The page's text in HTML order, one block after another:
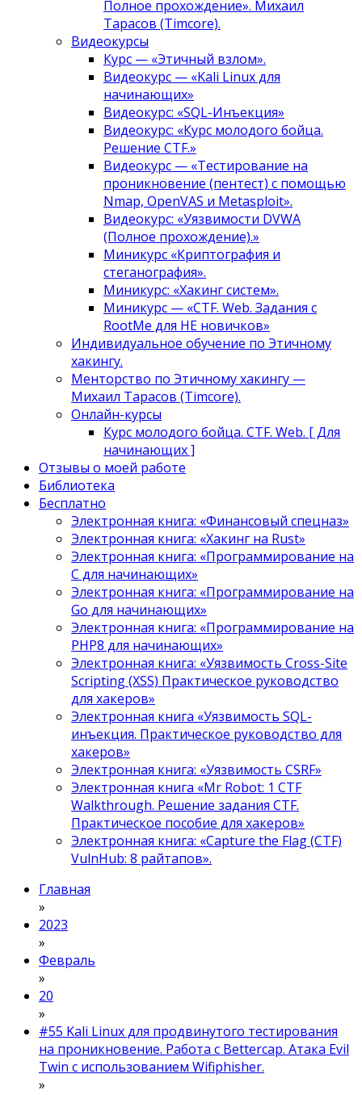
Полное прохождение». Михаил
Тарасов (Timcore).
Видеокурсы
Курс — «Этичный взлом».
Видеокурс — «Kali Linux для
начинающих»
Видеокурс: «SQL-Инъекция»
Видеокурс: «Курс молодого бойца.
Решение CTF.»
Видеокурс — «Тестирование на
проникновение (пентест) с помощью
Nmap, OpenVAS и Metasploit».
Видеокурс: «Уязвимости DVWA
(Полное прохождение).»
Миникурс «Криптография и
стеганография».
Миникурс: «Хакинг систем».
Миникурс — «CTF. Web. Задания с
RootMe для НЕ новичков»
Индивидуальное обучение по Этичному
хакингу.
Менторство по Этичному хакингу —
Михаил Тарасов (Timcore).
Онлайн-курсы
Курс молодого бойца. CTF. Web. [ Для
начинающих ]
Отзывы о моей работе
Библиотека
Бесплатно
Электронная книга: «Финансовый спецназ»
Электронная книга: «Хакинг на Rust»
Электронная книга: «Программирование на
C для начинающих»
Электронная книга: «Программирование на
Go для начинающих»
Электронная книга: «Программирование на
PHP8 для начинающих»
Электронная книга: «Уязвимость Cross-Site
Scripting (XSS) Практическое руководство
для хакеров»
Электронная книга «Уязвимость SQL-
инъекция. Практическое руководство для
хакеров»
Электронная книга: «Уязвимость CSRF»
Электронная книга «Mr Robot: 1 CTF
Walkthrough. Решение задания CTF.
Практическое пособие для хакеров»
Электронная книга: «Capture the Flag (CTF)
VulnHub: 8 райтапов».
Главная
»
2023
»
Февраль
»
20
»
#55 Kali Linux для продвинутого тестирования
на проникновение. Работа с Bettercap. Атака Evil
Twin с использованием Wifiphisher.
»